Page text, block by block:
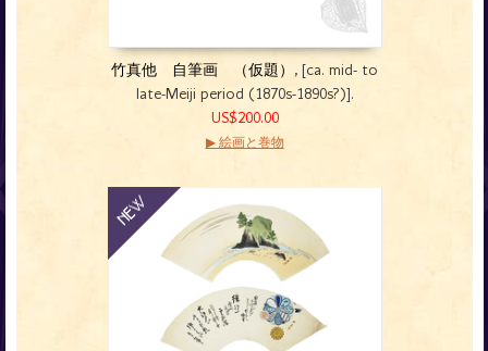
竹真他 自筆画 （仮題） , [ca. mid- to
late-Meiji period (1870s-1890s?)].
US$200.00
▶ 絵画と巻物